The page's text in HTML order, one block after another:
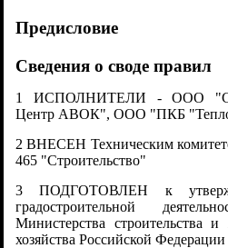
Предисловие
Сведения о своде правил
1 ИСПОЛНИТЕЛИ - ООО
Центр АВОК", ООО "ПКБ
2 ВНЕСЕН Техническим
465 "Строительство"
3 ПОДГОТОВЛЕН к
градостроительной
Министерства строительства
хозяйства Российской